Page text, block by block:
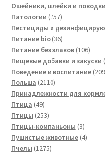
товаров
Ошейники, шлейки и
Патологии 757757
товаров
Пестициды и
Питание bio 3636
товаров
Питание без злаков 106106
Пищевые добавки и закуски
Поведение и воспитание 209
Польша 21102110
товаров
Принадлежности для
Птица 4949
товаров
Птицы 253253
товара
Птицы-компаньоны 33
товара
Пушистые животные 44
Пчелы 12751275